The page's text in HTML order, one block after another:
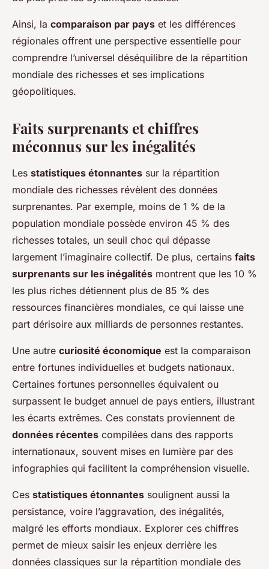
Ainsi, la comparaison par pays et les différences
régionales offrent une perspective essentielle pour
comprendre l’universel déséquilibre de la répartition
mondiale des richesses et ses implications
géopolitiques.
Faits surprenants et chiffres
méconnus sur les inégalités
Les statistiques étonnantes sur la répartition
mondiale des richesses révèlent des données
surprenantes. Par exemple, moins de 1 % de la
population mondiale possède environ 45 % des
richesses totales, un seuil choc qui dépasse
largement l’imaginaire collectif. De plus, certains faits
surprenants sur les inégalités montrent que les 10 %
les plus riches détiennent plus de 85 % des
ressources financières mondiales, ce qui laisse une
part dérisoire aux milliards de personnes restantes.
Une autre curiosité économique est la comparaison
entre fortunes individuelles et budgets nationaux.
Certaines fortunes personnelles équivalent ou
surpassent le budget annuel de pays entiers, illustrant
les écarts extrêmes. Ces constats proviennent de
données récentes compilées dans des rapports
internationaux, souvent mises en lumière par des
infographies qui facilitent la compréhension visuelle.
Ces statistiques étonnantes soulignent aussi la
persistance, voire l’aggravation, des inégalités,
malgré les efforts mondiaux. Explorer ces chiffres
permet de mieux saisir les enjeux derrière les
données classiques sur la répartition mondiale des